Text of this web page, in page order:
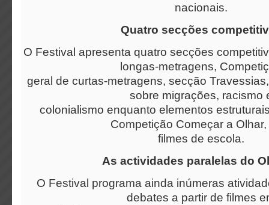
nacionais.
Quatro secções
O Festival apresenta quatro secções
longas-metragens,
geral de curtas-metragens, secção
sobre migrações, racismo
colonialismo enquanto elementos
Competição Começar a
filmes de escola.
As actividades paralelas do
O Festival programa ainda inúmeras
debates a partir de filmes